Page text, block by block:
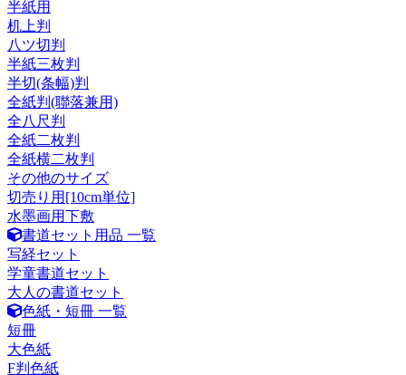
半紙用
机上判
八ツ切判
半紙三枚判
半切(条幅)判
全紙判(聯落兼用)
全八尺判
全紙二枚判
全紙横二枚判
その他のサイズ
切売り用[10cm単位]
水墨画用下敷
書道セット用品 一覧
写経セット
学童書道セット
大人の書道セット
色紙・短冊 一覧
短冊
大色紙
F判色紙